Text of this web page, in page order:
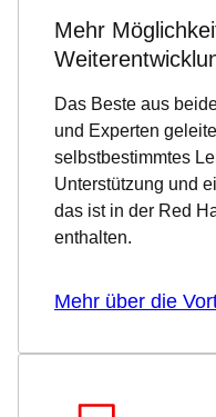
Mehr
Das Beste aus
und Experten
selbstbestimmtes
Unterstützung und
das ist in der Red
enthalten.
Mehr über die